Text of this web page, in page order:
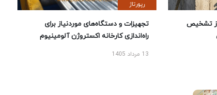
تشخیص
رپورتاژ
تجهیزات و دستگاه‌های موردنیاز برای
راه‌اندازی کارخانه اکستروژن آلومینیوم
13 مرداد 1405